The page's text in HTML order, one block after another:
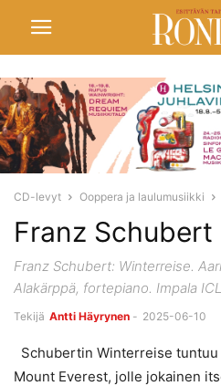
CD-levyt Ooppera ja laulumusiikki
Franz Schubert
Franz Schubert: Winterreise.
Alakärppä, fortepiano. Impala
Tekijä Antti Häyrynen - 2025-06-10
Schubertin Winterreise
Mount Everest, jolle jokainen